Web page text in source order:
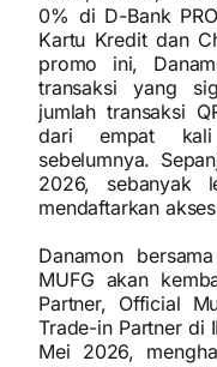
0% di D-Bank
Kartu Kredit dan
promo ini,
transaksi yang
jumlah transaksi
dari empat kali
sebelumnya.
2026, sebanyak
mendaftarkan
Danamon
MUFG akan
Partner, Official
Trade-in Partner di
Mei 2026,